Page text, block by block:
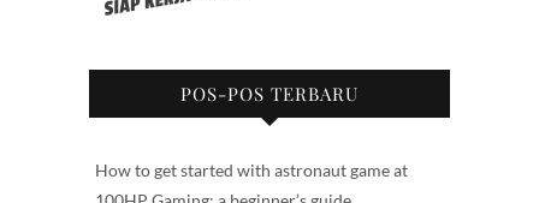
POS-POS TERBARU
How to get started with astronaut game at